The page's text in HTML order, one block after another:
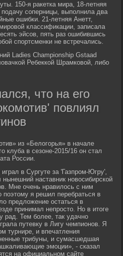
150-я ракетка мира, 18-летняя
соперницы, выполнила два
ошибки. 21-летняя Анетт,
классификации, записала
эйсов, пять раз ошибившись
спортсменки не встречались.
Ladies Championship Gstaad
Ребеккой Шрамковой, либо
что на его
повлиял
из «Белогорья» в начале
клуба в сезоне-2015/16 он стал
России.
в Сургуте за 'Газпром-Югру',
наставник новосибирской
Мне очень нравилось с ним
поэтому я решил перебраться в
предложение остаться в
принимал непросто. Но в итоге
рад. Тем более, так удачно
путевку в Лигу чемпионов. Я
турнире, и впечатления
трибуны, и сумасшедшая
эмоции», - сказал
на официальном сайте